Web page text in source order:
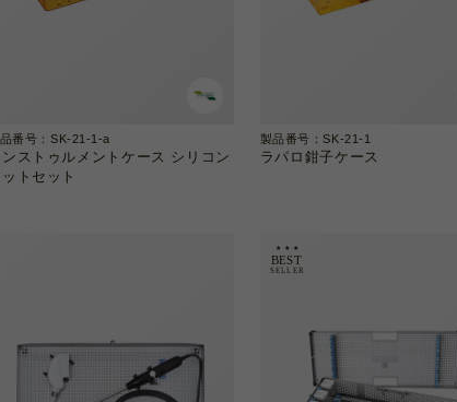
番号：SK-21-1-a
ンストゥルメントケース シリコン
トセット
製品番号：SK-21-1
ラパロ鉗子ケース